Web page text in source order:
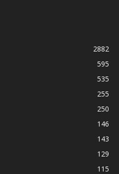
2882
595
535
255
250
146
143
129
115